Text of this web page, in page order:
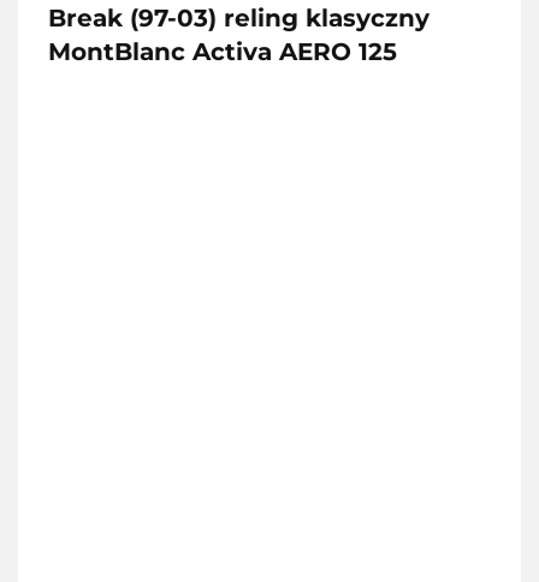
Break (97-03) reling klasyczny
MontBlanc Activa AERO 125